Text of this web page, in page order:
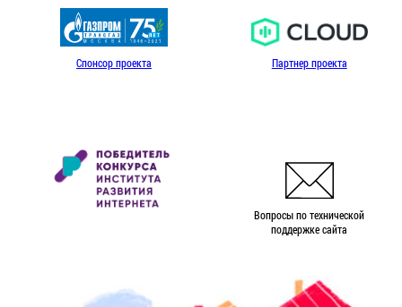
Спонсор проекта Партнер проекта
Вопросы по технической
поддержке сайта